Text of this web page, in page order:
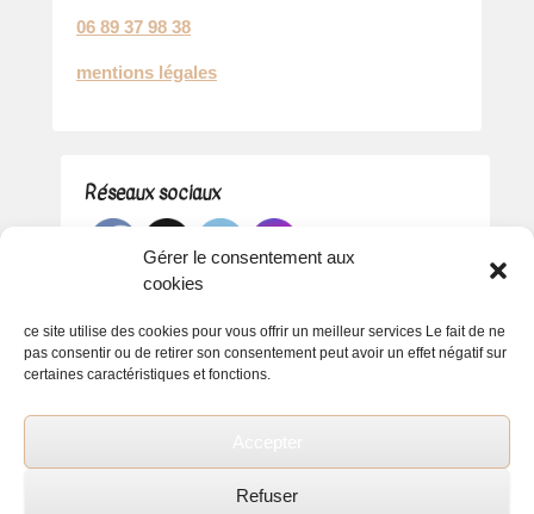
Gérer le consentement aux
cookies
ce site utilise des cookies pour vous offrir un meilleur services Le fait de ne
pas consentir ou de retirer son consentement peut avoir un effet négatif sur
certaines caractéristiques et fonctions.
Refuser
06 89 37 98 38
mentions légales
Réseaux sociaux